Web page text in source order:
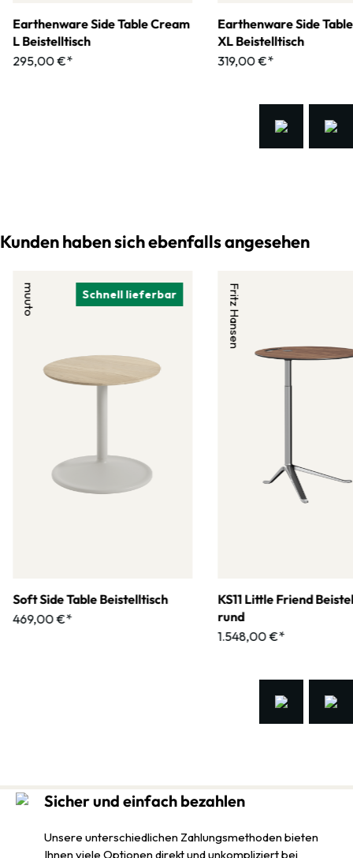
Earthenware Side Table Cream
L Beistelltisch
295,00 €*
Earthenware Side
XL Beistelltisch
319,00 €*
Kunden haben sich ebenfalls angesehen
Schnell lieferbar
muuto
Soft Side Table Beistelltisch
469,00 €*
Fritz Hansen
KS11 Little Friend
rund
1.548,00 €*
Sicher und einfach bezahlen
Unsere unterschiedlichen Zahlungsmethoden bieten
Ihnen viele Optionen direkt und unkompliziert bei